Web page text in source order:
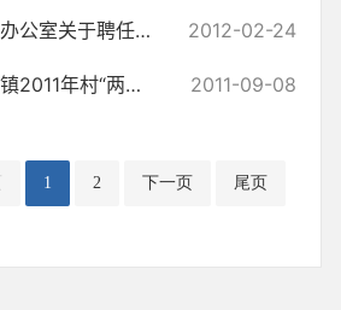
汪场镇人民政府办公室关于聘任汪场镇土地信息员的通知 2012-02-24
关于印发《汪场镇2011年村“两委”换届选举工作实施方案》的通知 2011-09-08
1 2 下一页 尾页